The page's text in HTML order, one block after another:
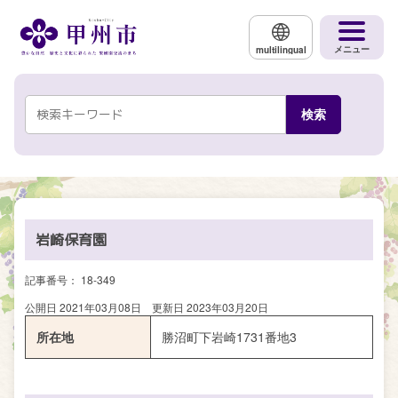
multilingual メニュー
岩崎保育園
記事番号： 18-349
公開日 2021年03月08日
更新日 2023年03月20日
所在地 勝沼町下岩崎1731番地3